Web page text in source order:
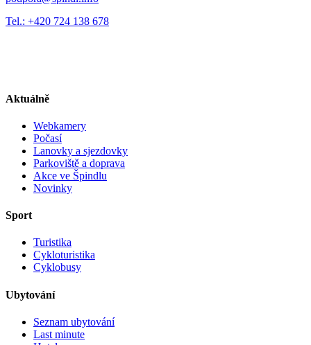
Tel.: +420 724 138 678
Aktuálně
Webkamery
Počasí
Lanovky a sjezdovky
Parkoviště a doprava
Akce ve Špindlu
Novinky
Sport
Turistika
Cykloturistika
Cyklobusy
Ubytování
Seznam ubytování
Last minute